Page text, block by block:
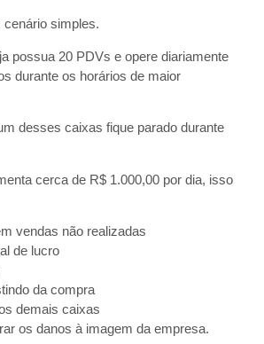
simples.
possua 20 PDVs e opere diariamente
durante os horários de maior
desses caixas fique parado durante
cerca de R$ 1.000,00 por dia, isso
vendas não realizadas
de lucro
da compra
demais caixas
os danos à imagem da empresa.